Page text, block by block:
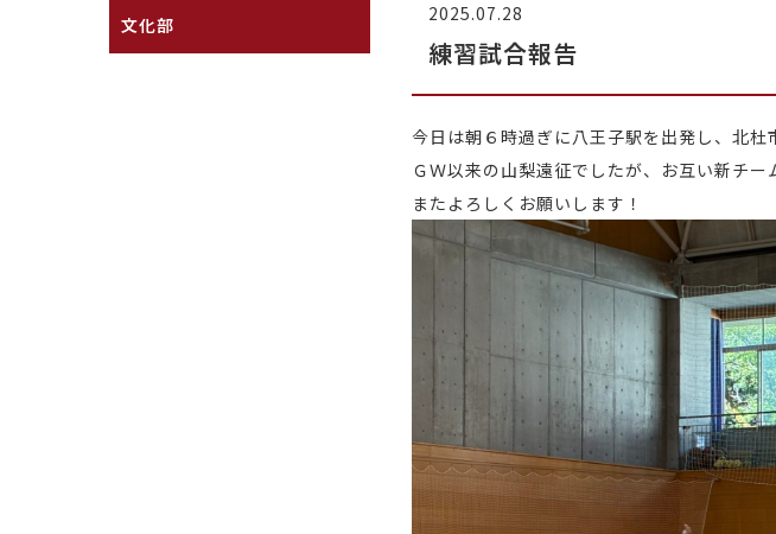
文化部 2025.07.28
練習試合報告
今日は朝６時過ぎに八王子駅を出発し、北杜
ＧＷ以来の山梨遠征でしたが、お互い新チ
またよろしくお願いします！